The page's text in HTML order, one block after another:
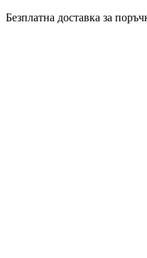
Безплатна доставка за